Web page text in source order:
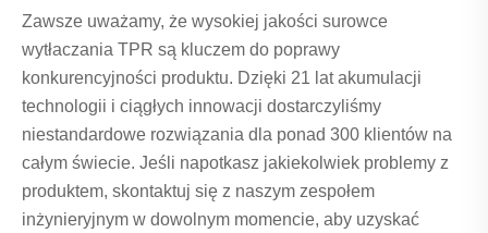
Zawsze uważamy, że wysokiej jakości surowce
wytłaczania TPR są kluczem do poprawy
konkurencyjności produktu. Dzięki 21 lat akumulacji
technologii i ciągłych innowacji dostarczyliśmy
niestandardowe rozwiązania dla ponad 300 klientów na
całym świecie. Jeśli napotkasz jakiekolwiek problemy z
produktem, skontaktuj się z naszym zespołem
inżynieryjnym w dowolnym momencie, aby uzyskać